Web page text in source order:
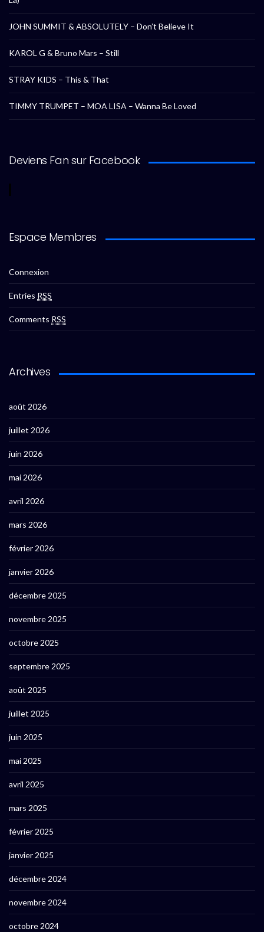
JOHN SUMMIT & ABSOLUTELY – Don’t Believe It
KAROL G & Bruno Mars – Still
STRAY KIDS – This & That
TIMMY TRUMPET – MOA LISA – Wanna Be Loved
Deviens Fan sur Facebook
Espace Membres
Connexion
Entries RSS
Comments RSS
Archives
août 2026
juillet 2026
juin 2026
mai 2026
avril 2026
mars 2026
février 2026
janvier 2026
décembre 2025
novembre 2025
octobre 2025
septembre 2025
août 2025
juillet 2025
juin 2025
mai 2025
avril 2025
mars 2025
février 2025
janvier 2025
décembre 2024
novembre 2024
octobre 2024